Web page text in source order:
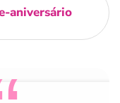
aniversário